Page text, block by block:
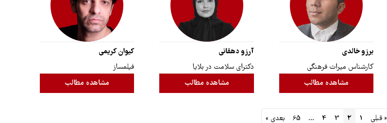
برزو خالدی
کارشناس میراث فرهنگی
مشاهده مطالب
آرزو دهقانی
دکترای سلامت در بلایا
مشاهده مطالب
کیوان کریمی
فیلمساز
مشاهده مطالب
« قبلی 1
2
3
4
…
65 بعدی »